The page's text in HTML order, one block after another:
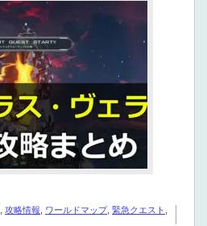
, 攻略情報, ワールドマップ, 緊急クエスト ,